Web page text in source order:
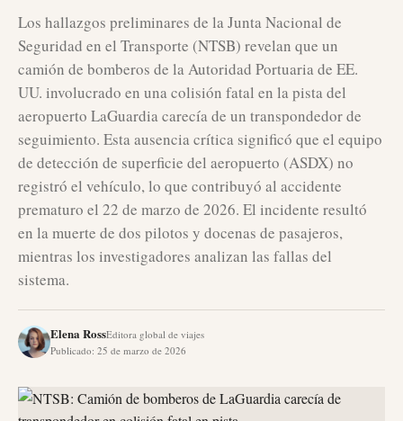
Los hallazgos preliminares de la Junta Nacional de
Seguridad en el Transporte (NTSB) revelan que un
camión de bomberos de la Autoridad Portuaria de EE.
UU. involucrado en una colisión fatal en la pista del
aeropuerto LaGuardia carecía de un transpondedor de
seguimiento. Esta ausencia crítica significó que el equipo
de detección de superficie del aeropuerto (ASDX) no
registró el vehículo, lo que contribuyó al accidente
prematuro el 22 de marzo de 2026. El incidente resultó
en la muerte de dos pilotos y docenas de pasajeros,
mientras los investigadores analizan las fallas del
sistema.
Elena RossEditora global de viajes
Publicado: 25 de marzo de 2026